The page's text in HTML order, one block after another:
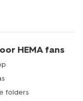
HEMA fans
folders